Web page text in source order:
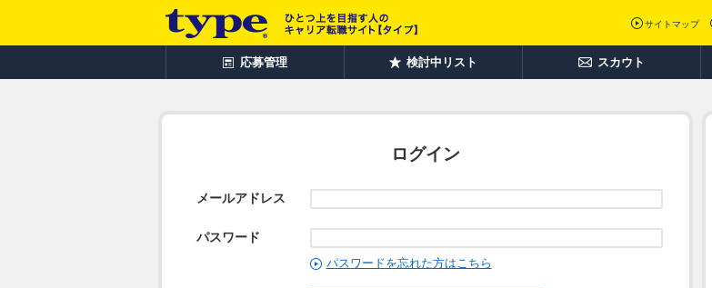
サイトマップ
応募管理 検討中リスト スカウト
ログイン
メールアドレス
パスワード
パスワードを忘れた方はこちら